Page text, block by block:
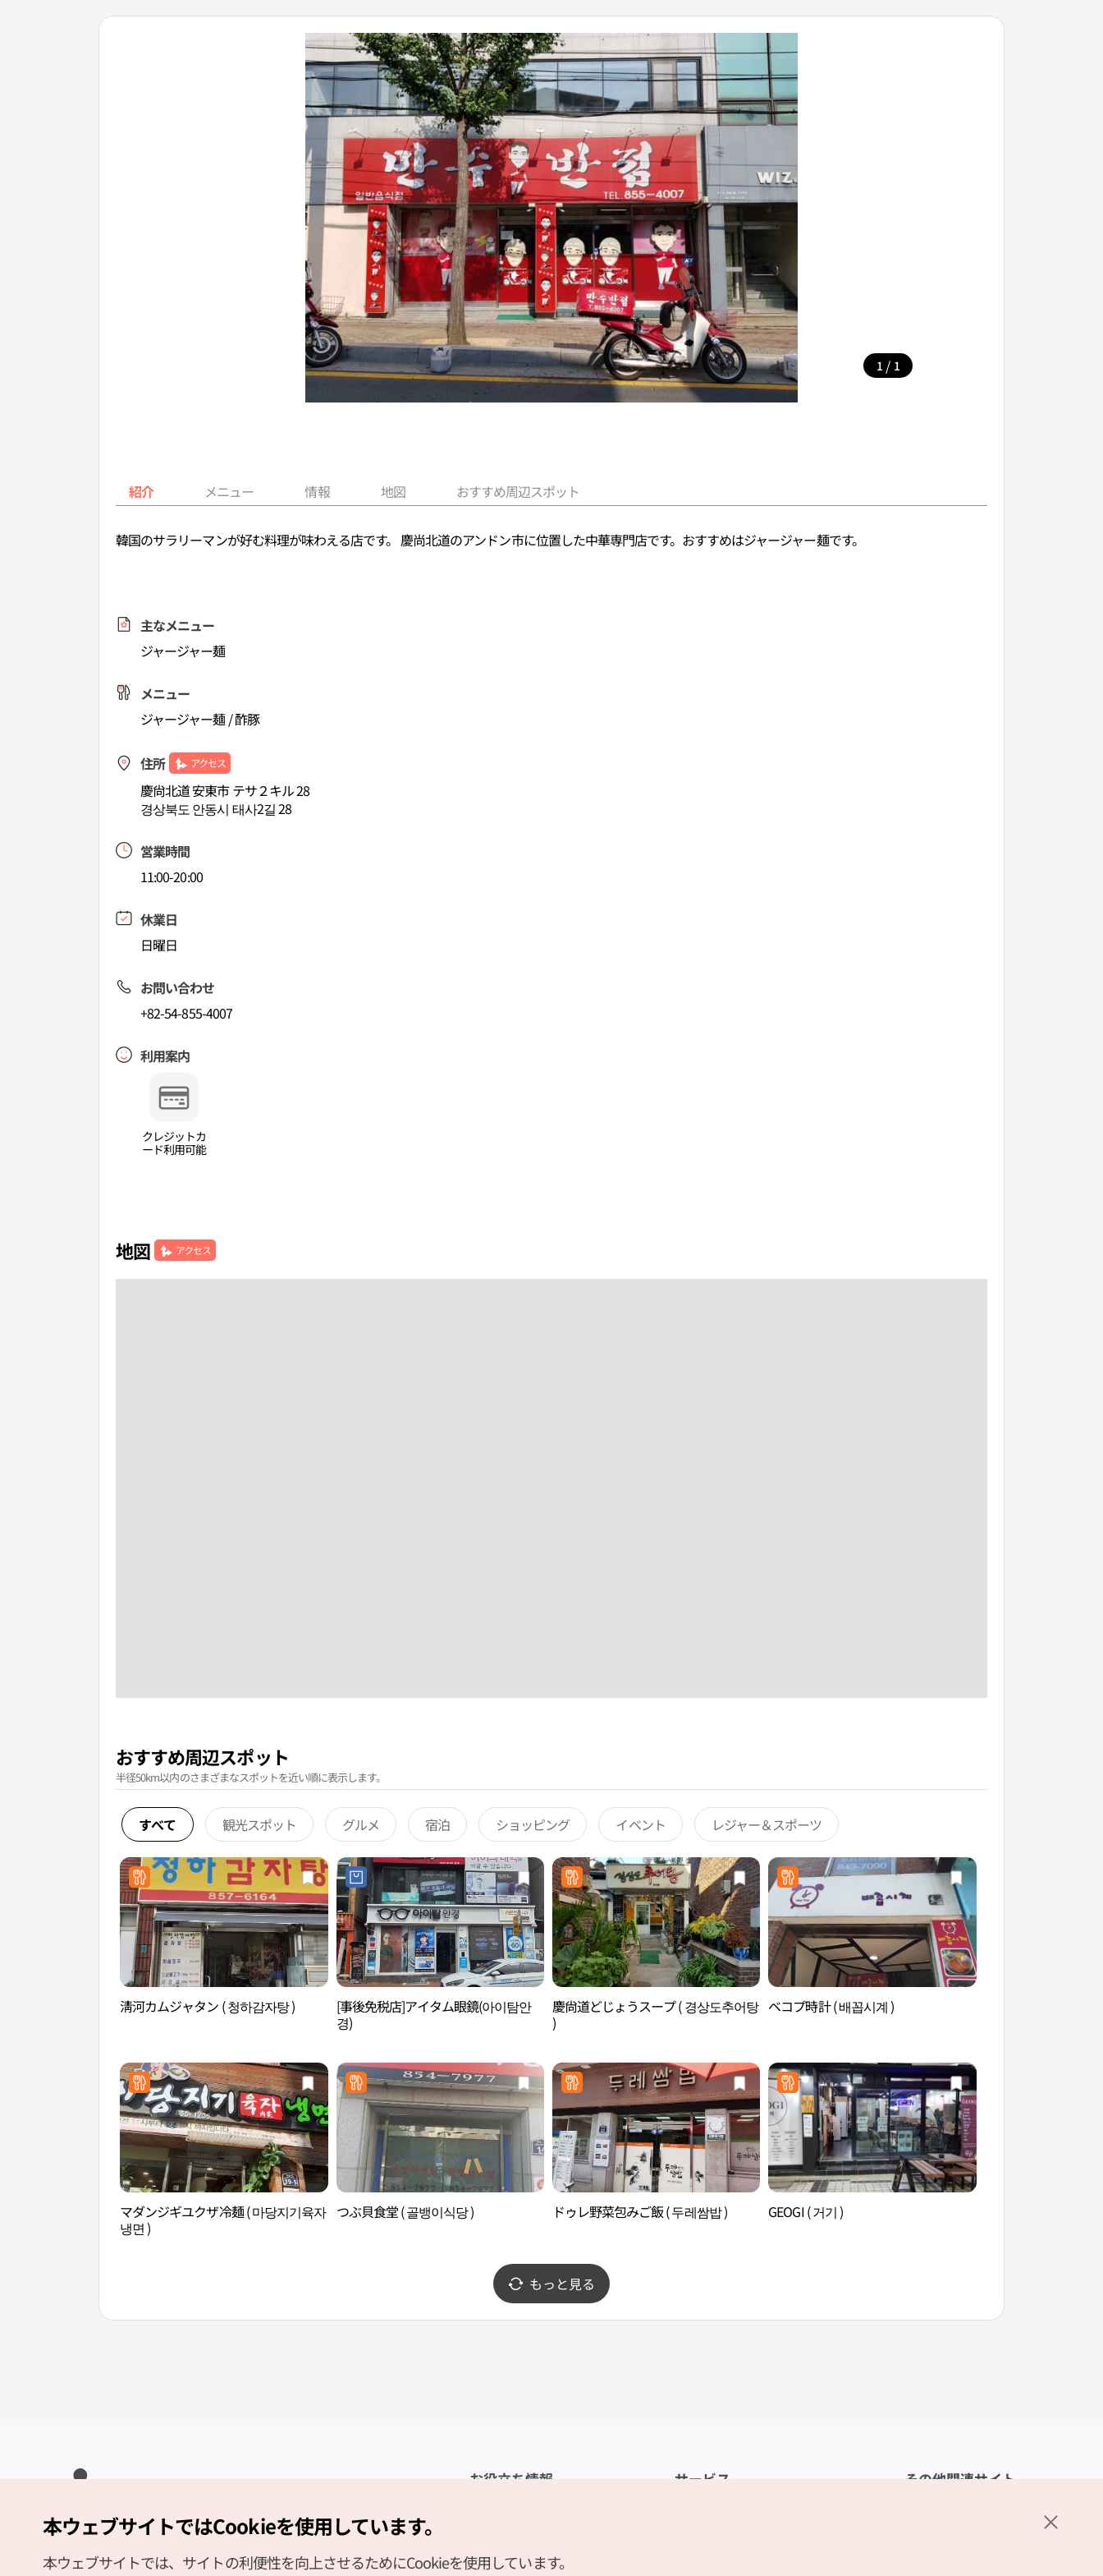
1 / 1
紹介 メニュー 情報 地図 おすすめ周辺スポット
韓国のサラリーマンが好む料理が味わえる店です。 慶尚北道のアンドン市に位置した中華専門店です。おすすめはジャージャー麺です。
主なメニュー
ジャージャー麺
メニュー
ジャージャー麺 / 酢豚
住所 アクセス
慶尙北道 安東市 テサ２キル 28
경상북도 안동시 태사2길 28
営業時間
11:00-20:00
休業日
日曜日
お問い合わせ
+82-54-855-4007
利用案内
クレジットカ
ード利用可能
地図 アクセス
おすすめ周辺スポット
半径50km以内のさまざまなスポットを近い順に表示します。
すべて 観光スポット グルメ 宿泊 ショッピング イベント レジャー＆スポーツ
淸河カムジャタン ( 청하감자탕 )
[事後免税店]アイタム眼鏡(아이탐안
경)
慶尙道どじょうスープ ( 경상도추어탕
)
ベコプ時計 ( 배꼽시계 )
マダンジギユクザ冷麺 ( 마당지기육자
냉면 )
つぶ貝食堂 ( 골뱅이식당 ) ドゥレ野菜包みご飯 ( 두레쌈밥 ) GEOGI ( 거기 )
もっと見る
お役立ち情報
観光資料ダウンロード
サービス その他関連サイト
Copyright (c) Korea Tourism Organization All Rights Reserved.
サイトエラー報告
公式メール
本ウェブサイトではCookieを使用しています。
本ウェブサイトでは、サイトの利便性を向上させるためにCookieを使用しています。